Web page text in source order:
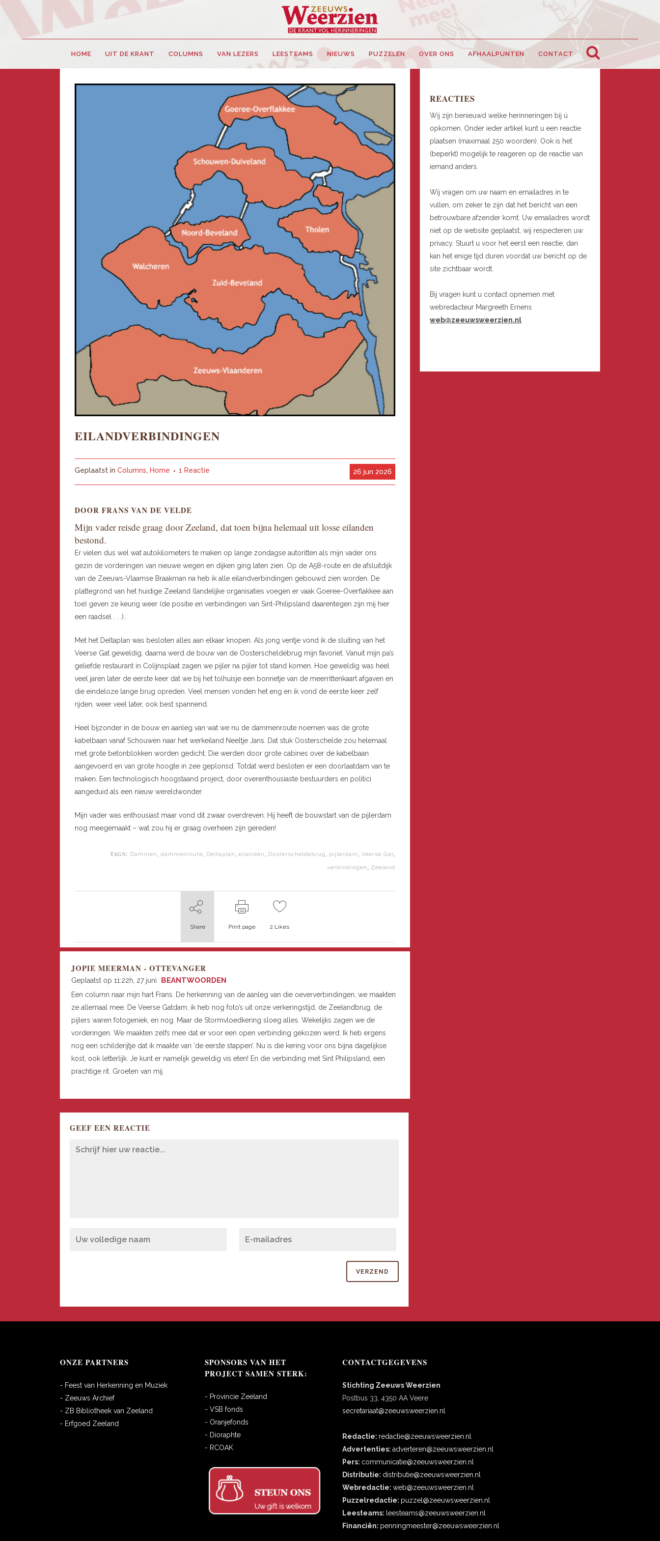
HOME UIT DE KRANT COLUMNS VAN LEZERS LEESTEAMS NIEUWS PUZZELEN OVER ONS AFHAALPUNTEN CONTACT
EILANDVERBINDINGEN
26 jun 2026
Geplaatst in Columns, Home 1 Reactie
DOOR FRANS VAN DE VELDE
Mijn vader reisde graag door Zeeland, dat toen bijna helemaal uit losse eilanden
bestond.
Er vielen dus wel wat autokilometers te maken op lange zondagse autoritten als mijn vader ons
gezin de vorderingen van nieuwe wegen en dijken ging laten zien. Op de A58-route en de afsluitdijk
van de Zeeuws-Vlaamse Braakman na heb ik alle eilandverbindingen gebouwd zien worden. De
plattegrond van het huidige Zeeland (landelijke organisaties voegen er vaak Goeree-Overflakkee aan
toe) geven ze keurig weer (de positie en verbindingen van Sint-Philipsland daarentegen zijn mij hier
een raadsel . . .).
Met het Deltaplan was besloten alles aan elkaar knopen. Als jong ventje vond ik de sluiting van het
Veerse Gat geweldig, daarna werd de bouw van de Oosterscheldebrug mijn favoriet. Vanuit mijn pa’s
geliefde restaurant in Colijnsplaat zagen we pijler na pijler tot stand komen. Hoe geweldig was heel
veel jaren later de eerste keer dat we bij het tolhuisje een bonnetje van de meerrittenkaart afgaven en
die eindeloze lange brug opreden. Veel mensen vonden het eng en ik vond de eerste keer zelf
rijden, weer veel later, ook best spannend.
Heel bijzonder in de bouw en aanleg van wat we nu de dammenroute noemen was de grote
kabelbaan vanaf Schouwen naar het werkeiland Neeltje Jans. Dat stuk Oosterschelde zou helemaal
met grote betonblokken worden gedicht. Die werden door grote cabines over de kabelbaan
aangevoerd en van grote hoogte in zee geplonsd. Totdat werd besloten er een doorlaatdam van te
maken. Een technologisch hoogstaand project, door overenthousiaste bestuurders en politici
aangeduid als een nieuw wereldwonder.
Mijn vader was enthousiast maar vond dit zwaar overdreven. Hij heeft de bouwstart van de pijlerdam
nog meegemaakt – wat zou hij er graag overheen zijn gereden!
TAGS: Dammen ,dammenroute Deltaplan ,eilanden ,Oosterscheldebrug pijlerdam ,Veerse Gat
verbindingen Zeeland
Share Print page 2 Likes
JOPIE MEERMAN - OTTEVANGER
Geplaatst op 11:22h, 27 juni BEANTWOORDEN
Een column naar mijn hart Frans. De herkenning van de aanleg van die oeververbindingen, we maakten
ze allemaal mee. De Veerse Gatdam, ik heb nog foto’s uit onze verkeringstijd, de Zeelandbrug, de
pijlers waren fotogeniek, en nog. Maar de Stormvloedkering sloeg alles. Wekelijks zagen we de
vorderingen. We maakten zelfs mee dat er voor een open verbinding gekozen werd. Ik heb ergens
nog een schilderijtje dat ik maakte van ‘de eerste stappen’. Nu is die kering voor ons bijna dagelijkse
kost, ook letterlijk. Je kunt er namelijk geweldig vis eten! En die verbinding met Sint Philipsland, een
prachtige rit. Groeten van mij.
GEEF EEN REACTIE
REACTIES
Wij zijn benieuwd welke herinneringen bij ú
opkomen. Onder ieder artikel kunt u een reactie
plaatsen (maximaal 250 woorden). Ook is het
(beperkt) mogelijk te reageren op de reactie van
iemand anders.
Wij vragen om uw naam en emailadres in te
vullen, om zeker te zijn dat het bericht van een
betrouwbare afzender komt. Uw emailadres wordt
niet op de website geplaatst, wij respecteren uw
privacy. Stuurt u voor het eerst een reactie, dan
kan het enige tijd duren voordat uw bericht op de
site zichtbaar wordt.
Bij vragen kunt u contact opnemen met
webredacteur Margreeth Ernens
web@zeeuwsweerzien.nl
ONZE PARTNERS
- Feest van Herkenning en Muziek
- Zeeuws Archief
- ZB Bibliotheek van Zeeland
- Erfgoed Zeeland
SPONSORS VAN HET
PROJECT SAMEN STERK:
- Provincie Zeeland
- VSB fonds
- Oranjefonds
- Dioraphte
- RCOAK
CONTACTGEGEVENS
Stichting Zeeuws Weerzien
Postbus 33, 4350 AA Veere
secretariaat@zeeuwsweerzien.nl
Redactie: redactie@zeeuwsweerzien.nl
Advertenties: adverteren@zeeuwsweerzien.nl
Pers: communicatie@zeeuwsweerzien.nl
Distributie: distributie@zeeuwsweerzien.nl
Webredactie: web@zeeuwsweerzien.nl
Puzzelredactie: puzzel@zeeuwsweerzien.nl
Leesteams: leesteams@zeeuwsweerzien.nl
Financiën: penningmeester@zeeuwsweerzien.nl